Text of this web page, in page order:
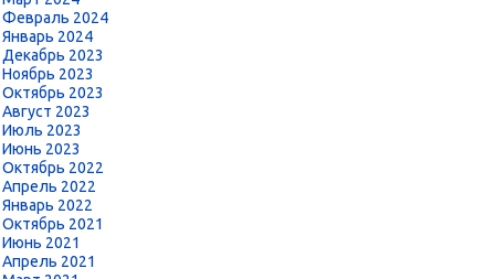
Февраль 2024
Январь 2024
Декабрь 2023
Ноябрь 2023
Октябрь 2023
Август 2023
Июль 2023
Июнь 2023
Октябрь 2022
Апрель 2022
Январь 2022
Октябрь 2021
Июнь 2021
Апрель 2021